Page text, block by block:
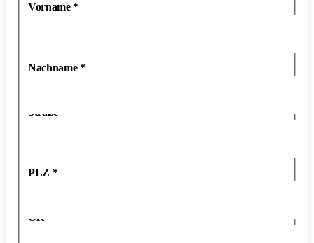
Vorname*
Nachname*
Straße
PLZ *
Ort